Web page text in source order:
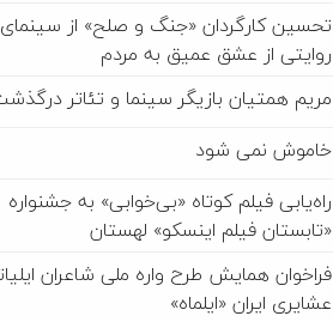
تحسین کارگردان «جنگ و صلح» از سینمای
روایتی از عشق عمیق به مردم
مریم همتیان بازیگر سینما و تئاتر
خاموش نمی شود
راه‌یابی فیلم کوتاه «بی‌خوابی» به جشنواره
«تابستان فیلم اینسکو» لهستان
فراخوان همایش طرح واره ملی شاعران
عشایری ایران «ایلماه»